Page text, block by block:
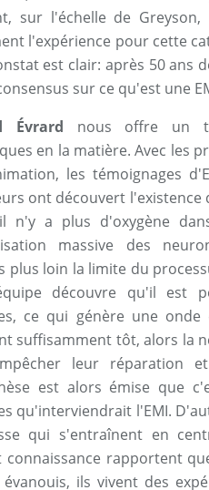
sur l'échelle de
l'expérience pour cette
est clair: après 50 ans
sur ce qu'est une
Évrard nous offre un
en la matière. Avec les
les témoignages
ont découvert
n'y a plus d'oxygène
massive des
plus loin la limite du
découvre qu'il est
ce qui génère une
suffisamment tôt, alors la
leur réparation
est alors émise que
qu'interviendrait l'EMI.
qui s'entraînent en
connaissance rapportent
ils vivent des